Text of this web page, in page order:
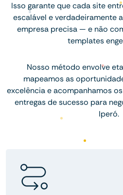
Isso garante que cada site
escalável e verdadeiramente
empresa precisa — e não
templates
Nosso método envolve
mapeamos as
excelência e acompanhamos
entregas de sucesso para
Iperó.